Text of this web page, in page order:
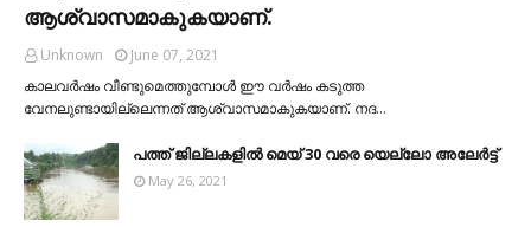
ആശ്വാസമാകുകയാണ്.
Unknown
June 07, 2021
കാലവര്‍ഷം വീണ്ടുമെത്തുമ്പോള്‍ ഈ വര്‍ഷം കടുത്ത
വേനലുണ്ടായില്ലെന്നത് ആശ്വാസമാകുകയാണ്. നദ…
പത്ത് ജില്ലകളില്‍ മെയ് 30 വരെ യെല്ലോ അലേര്‍ട്ട്
May 26, 2021